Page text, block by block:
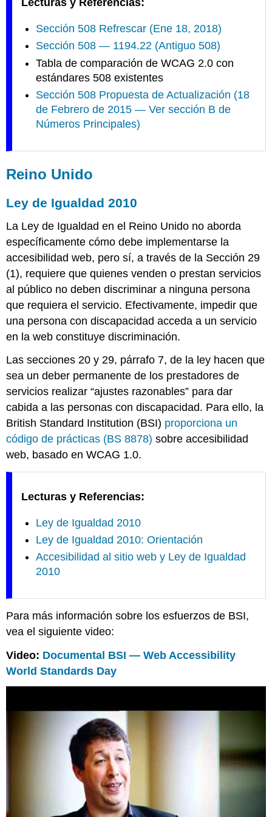
Lecturas y Referencias:
Sección 508 Refrescar (Ene 18, 2018)
Sección 508 — 1194.22 (Antiguo 508)
Tabla de comparación de WCAG 2.0 con
estándares 508 existentes
Sección 508 Propuesta de Actualización (18
de Febrero de 2015 — Ver sección B de
Números Principales)
Reino Unido
Ley de Igualdad 2010
La Ley de Igualdad en el Reino Unido no aborda
específicamente cómo debe implementarse la
accesibilidad web, pero sí, a través de la Sección 29
(1), requiere que quienes venden o prestan servicios
al público no deben discriminar a ninguna persona
que requiera el servicio. Efectivamente, impedir que
una persona con discapacidad acceda a un servicio
en la web constituye discriminación.
Las secciones 20 y 29, párrafo 7, de la ley hacen que
sea un deber permanente de los prestadores de
servicios realizar “ajustes razonables” para dar
cabida a las personas con discapacidad. Para ello, la
British Standard Institution (BSI) proporciona un
código de prácticas (BS 8878) sobre accesibilidad
web, basado en WCAG 1.0.
Lecturas y Referencias:
Ley de Igualdad 2010
Ley de Igualdad 2010: Orientación
Accesibilidad al sitio web y Ley de Igualdad
2010
Para más información sobre los esfuerzos de BSI,
vea el siguiente video:
Video: Documental BSI — Web Accessibility
World Standards Day